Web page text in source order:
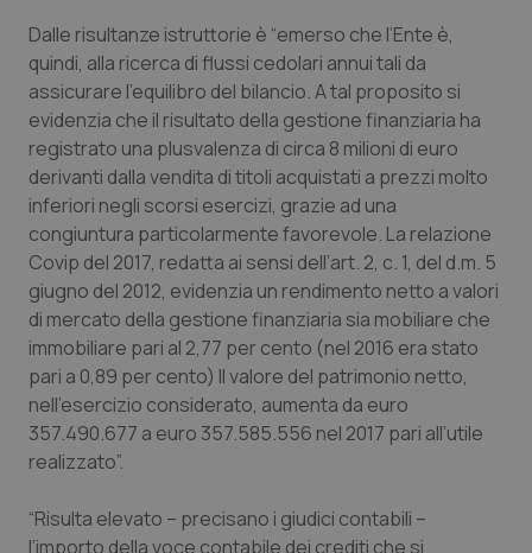
Salute orale & impianti
Sangue & coagulazione
Tiroide
Tumore al seno
Tumore ovarico
Tumori del Polmone & Testa Collo
Tumori gastrointestinali
Vaccini
Dalle risultanze istruttorie è “emerso che l’Ente è,
quindi, alla ricerca di flussi cedolari annui tali da
assicurare l’equilibro del bilancio. A tal proposito si
evidenzia che il risultato della gestione finanziaria ha
registrato una plusvalenza di circa 8 milioni di euro
derivanti dalla vendita di titoli acquistati a prezzi molto
inferiori negli scorsi esercizi, grazie ad una
congiuntura particolarmente favorevole. La relazione
Covip del 2017, redatta ai sensi dell’art. 2, c. 1, del d.m. 5
giugno del 2012, evidenzia un rendimento netto a valori
di mercato della gestione finanziaria sia mobiliare che
immobiliare pari al 2,77 per cento (nel 2016 era stato
pari a 0,89 per cento) Il valore del patrimonio netto,
nell’esercizio considerato, aumenta da euro
357.490.677 a euro 357.585.556 nel 2017 pari all’utile
realizzato”.
“Risulta elevato – precisano i giudici contabili –
l’importo della voce contabile dei crediti che si